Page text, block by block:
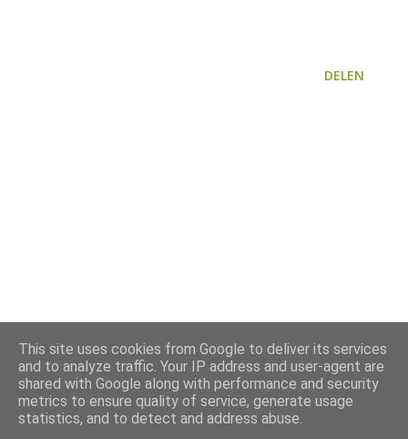
DELEN
This site uses cookies from Google to deliver its services
and to analyze traffic. Your IP address and user-agent are
shared with Google along with performance and security
metrics to ensure quality of service, generate usage
statistics, and to detect and address abuse.